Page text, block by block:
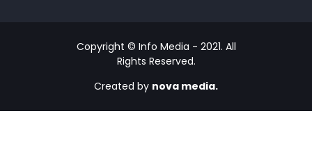
Copyright © Info Media - 2021. All
Rights Reserved.
Created by nova media.